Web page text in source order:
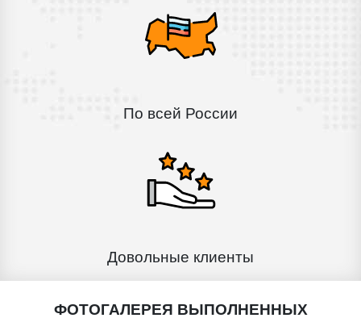
По всей России
Довольные клиенты
ФОТОГАЛЕРЕЯ ВЫПОЛНЕННЫХ